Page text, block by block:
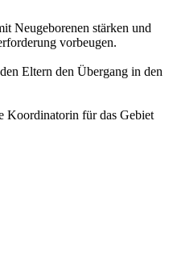
Neugeborenen stärken und
vorbeugen.
Eltern den Übergang in den
Koordinatorin für das Gebiet